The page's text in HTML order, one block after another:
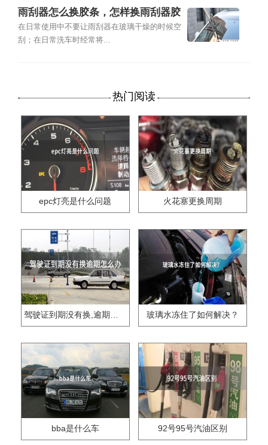
雨刮器怎么换胶条，怎样换雨刮器胶
条
在日常使用中不要让雨刮器在玻璃干燥的时候空
刮；在日常洗车时经常将...
热门阅读
epc灯亮是什么问题 火花塞更换周期
驾驶证到期没有换,逾期怎么办?? 玻璃水冻住了如何解决？
bba是什么车 92号95号汽油区别